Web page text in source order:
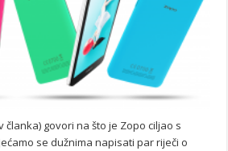
članka) govori na što je Zopo ciljao s
se dužnima napisati par riječi o